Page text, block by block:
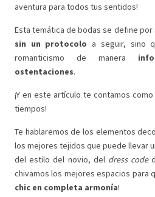
aventura para todos tus sentidos!
Esta temática de bodas se define por
sin un protocolo a seguir, sino
romanticismo de manera
ostentaciones.
¡Y en este artículo te contamos
tiempos!
Te hablaremos de los elementos
los mejores tejidos que puede llevar
del estilo del novio, del dress code
chivamos los mejores espacios para
chic en completa armonía!